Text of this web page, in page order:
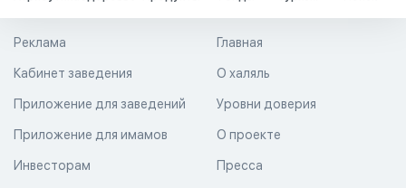
Главная
О халяль
Уровни доверия
Реклама
Кабинет заведения
Приложение для заведений
Приложение для имамов О проекте
Пресса
Инвесторам